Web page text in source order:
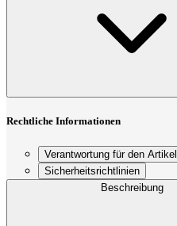
Rechtliche Informationen
Verantwortung für den Artikel
Sicherheitsrichtlinien
Beschreibung